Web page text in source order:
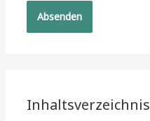
Inhaltsverzeichnis